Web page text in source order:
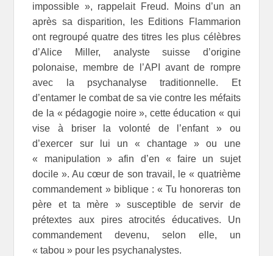
impossible », rappelait Freud. Moins d’un an
après sa disparition, les Editions Flammarion
ont regroupé quatre des titres les plus célèbres
d’Alice Miller, analyste suisse d’origine
polonaise, membre de l’API avant de rompre
avec la psychanalyse traditionnelle. Et
d’entamer le combat de sa vie contre les méfaits
de la « pédagogie noire », cette éducation « qui
vise à briser la volonté de l’enfant » ou
d’exercer sur lui un « chantage » ou une
« manipulation » afin d’en « faire un sujet
docile ». Au cœur de son travail, le « quatrième
commandement » biblique : « Tu honoreras ton
père et ta mère » susceptible de servir de
prétextes aux pires atrocités éducatives. Un
commandement devenu, selon elle, un
« tabou » pour les psychanalystes.